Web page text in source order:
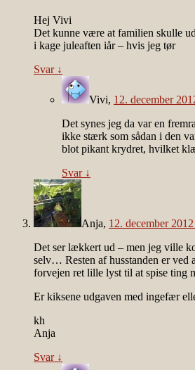
Hej Vivi
Det kunne være at familien skulle
i kage juleaften iår – hvis jeg tør
Svar ↓
Vivi, 12. december
Det synes jeg da var en
ikke stærk som sådan i den
blot pikant krydret, hvilket
Svar ↓
Anja, 12. december
Det ser lækkert ud – men jeg ville
selv… Resten af husstanden er ved
forvejen ret lille lyst til at spise ting
Er kiksene udgaven med ingefær
kh
Anja
Svar ↓